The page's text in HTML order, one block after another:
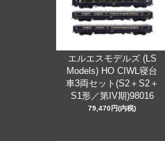
エルエスモデルズ (LS
Models) HO CIWL寝台
車3両セット(S2＋S2＋
S1形／第IV期)98016
79,470円(内税)